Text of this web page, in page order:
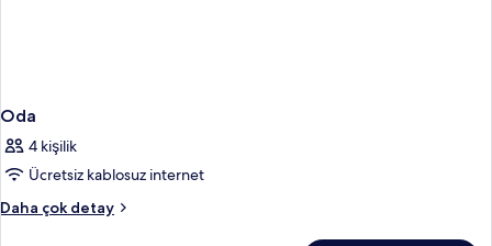
Oda
4 kişilik
Ücretsiz kablosuz internet
Daha çok detay
Oda